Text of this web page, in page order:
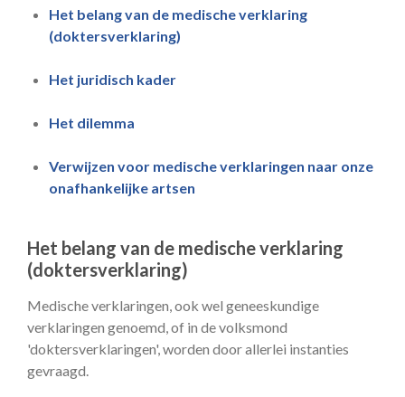
Het belang van de medische verklaring
(doktersverklaring)
Het juridisch kader
Het dilemma
Verwijzen voor medische verklaringen naar onze
onafhankelijke artsen
Het belang van de medische verklaring
(doktersverklaring)
Medische verklaringen, ook wel geneeskundige
verklaringen genoemd, of in de volksmond
'doktersverklaringen', worden door allerlei instanties
gevraagd.